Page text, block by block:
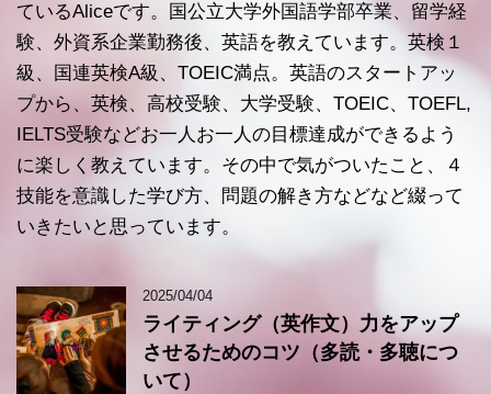
ているAliceです。国公立大学外国語学部卒業、留学経
験、外資系企業勤務後、英語を教えています。英検１
級、国連英検A級、TOEIC満点。英語のスタートアッ
プから、英検、高校受験、大学受験、TOEIC、TOEFL,
IELTS受験などお一人お一人の目標達成ができるよう
に楽しく教えています。その中で気がついたこと、４
技能を意識した学び方、問題の解き方などなど綴って
いきたいと思っています。
2025/04/04
ライティング（英作文）力をアップ
させるためのコツ（多読・多聴につ
いて）